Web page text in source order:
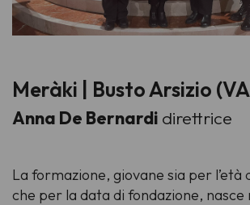
Meràki | Busto Arsizio
Anna De Bernardi direttrice
La formazione, giovane sia per l’età
che per la data di fondazione, nasce